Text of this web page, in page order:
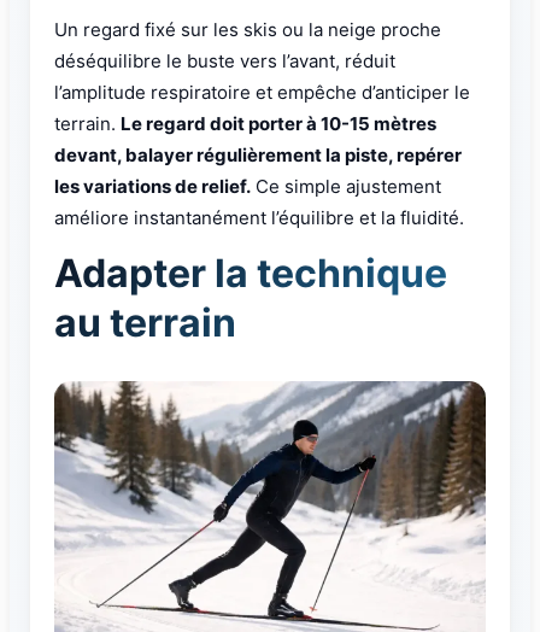
Un regard fixé sur les skis ou la neige proche
déséquilibre le buste vers l’avant, réduit
l’amplitude respiratoire et empêche d’anticiper le
terrain. Le regard doit porter à 10-15 mètres
devant, balayer régulièrement la piste, repérer
les variations de relief. Ce simple ajustement
améliore instantanément l’équilibre et la fluidité.
Adapter la technique
au terrain